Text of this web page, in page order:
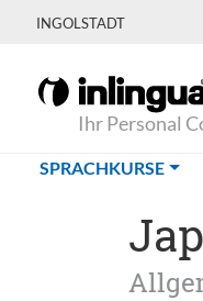
INGOLSTADT
Ihr Personal
SPRACHKURSE